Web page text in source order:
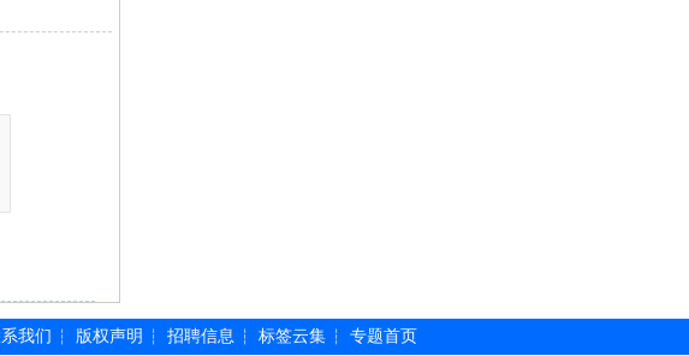
我们 ┆ 版权声明 ┆ 招聘信息 ┆ 标签云集 ┆ 专题首页